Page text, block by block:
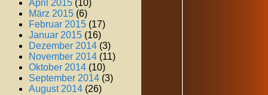
April 2015 (10)
März 2015 (6)
Februar 2015 (17)
Januar 2015 (16)
Dezember 2014 (3)
November 2014 (11)
Oktober 2014 (10)
September 2014 (3)
August 2014 (26)